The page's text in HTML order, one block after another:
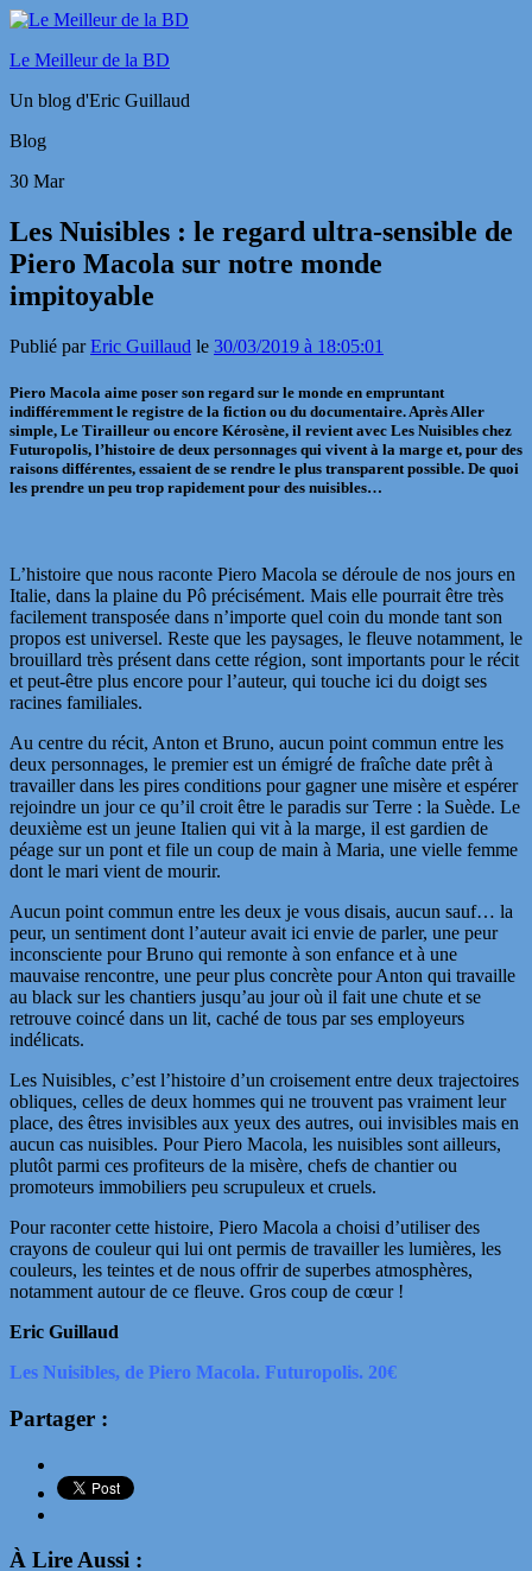
Le Meilleur de la BD
Un blog d'Eric Guillaud
Blog
30 Mar
Les Nuisibles : le regard ultra-sensible de
Piero Macola sur notre monde
impitoyable
Publié parEric Guillaud le 30/03/2019 à 18:05:01
Piero Macola aime poser son regard sur le monde en empruntant
indifféremment le registre de la fiction ou du documentaire. Après Aller
simple, Le Tirailleur ou encore Kérosène, il revient avec Les Nuisibles chez
Futuropolis, l’histoire de deux personnages qui vivent à la marge et, pour des
raisons différentes, essaient de se rendre le plus transparent possible. De quoi
les prendre un peu trop rapidement pour des nuisibles…
L’histoire que nous raconte Piero Macola se déroule de nos jours en
Italie, dans la plaine du Pô précisément. Mais elle pourrait être très
facilement transposée dans n’importe quel coin du monde tant son
propos est universel. Reste que les paysages, le fleuve notamment, le
brouillard très présent dans cette région, sont importants pour le récit
et peut-être plus encore pour l’auteur, qui touche ici du doigt ses
racines familiales.
Au centre du récit, Anton et Bruno, aucun point commun entre les
deux personnages, le premier est un émigré de fraîche date prêt à
travailler dans les pires conditions pour gagner une misère et espérer
rejoindre un jour ce qu’il croit être le paradis sur Terre : la Suède. Le
deuxième est un jeune Italien qui vit à la marge, il est gardien de
péage sur un pont et file un coup de main à Maria, une vielle femme
dont le mari vient de mourir.
Aucun point commun entre les deux je vous disais, aucun sauf… la
peur, un sentiment dont l’auteur avait ici envie de parler, une peur
inconsciente pour Bruno qui remonte à son enfance et à une
mauvaise rencontre, une peur plus concrète pour Anton qui travaille
au black sur les chantiers jusqu’au jour où il fait une chute et se
retrouve coincé dans un lit, caché de tous par ses employeurs
indélicats.
Les Nuisibles, c’est l’histoire d’un croisement entre deux trajectoires
obliques, celles de deux hommes qui ne trouvent pas vraiment leur
place, des êtres invisibles aux yeux des autres, oui invisibles mais en
aucun cas nuisibles. Pour Piero Macola, les nuisibles sont ailleurs,
plutôt parmi ces profiteurs de la misère, chefs de chantier ou
promoteurs immobiliers peu scrupuleux et cruels.
Pour raconter cette histoire, Piero Macola a choisi d’utiliser des
crayons de couleur qui lui ont permis de travailler les lumières, les
couleurs, les teintes et de nous offrir de superbes atmosphères,
notamment autour de ce fleuve. Gros coup de cœur !
Eric Guillaud
Les Nuisibles, de Piero Macola. Futuropolis. 20€
Partager :
À Lire Aussi :